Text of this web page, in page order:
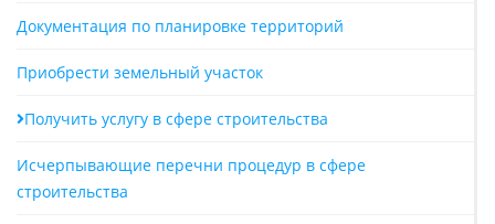
Документация по планировке территорий
Приобрести земельный участок
Получить услугу в сфере строительства
Исчерпывающие перечни процедур в сфере
строительства